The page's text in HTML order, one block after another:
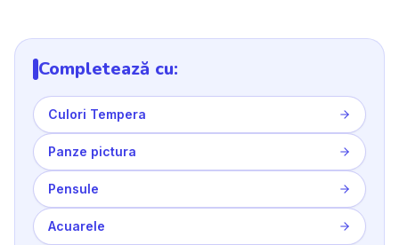
Completează cu:
Culori Tempera
Panze pictura
Pensule
Acuarele